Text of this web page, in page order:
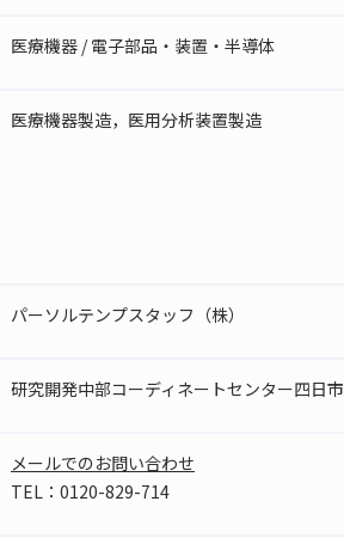
医療機器 / 電子部品・装置・半導体
医療機器製造，医用分析装置製造
パーソルテンプスタッフ（株）
研究開発中部コーディネートセンター四日市
メールでのお問い合わせ
TEL：0120-829-714